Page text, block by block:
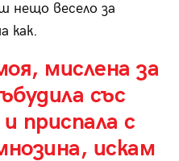
нещо весело за
как.
мислена за
със
приспала с
искам